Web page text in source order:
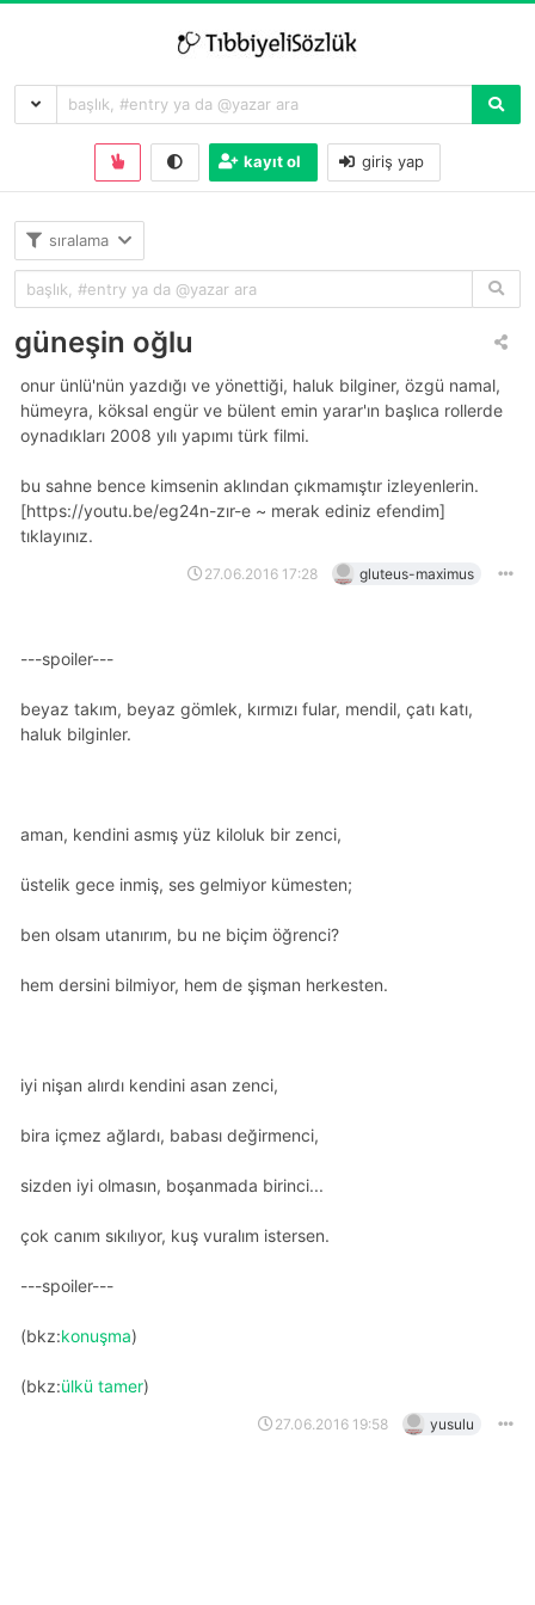
kayıt ol giriş yap
sıralama
güneşin oğlu
onur ünlü'nün yazdığı ve yönettiği, haluk bilginer, özgü namal,
hümeyra, köksal engür ve bülent emin yarar'ın başlıca rollerde
oynadıkları 2008 yılı yapımı türk filmi.
bu sahne bence kimsenin aklından çıkmamıştır izleyenlerin.
[https://youtu.be/eg24n-zir-e ~ merak ediniz efendim]
tıklayınız.
27.06.2016 17:28 gluteus-maximus
---spoiler---
beyaz takım, beyaz gömlek, kırmızı fular, mendil, çatı katı,
haluk bilginler.
aman, kendini asmış yüz kiloluk bir zenci,
üstelik gece inmiş, ses gelmiyor kümesten;
ben olsam utanırım, bu ne biçim öğrenci?
hem dersini bilmiyor, hem de şişman herkesten.
i̇yi nişan alırdı kendini asan zenci,
bira içmez ağlardı, babası değirmenci,
sizden iyi olmasın, boşanmada birinci...
çok canım sıkılıyor, kuş vuralım istersen.
---spoiler---
(bkz:konuşma)
(bkz:ülkü tamer)
27.06.2016 19:58 yusulu